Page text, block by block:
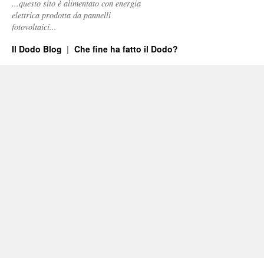
...questo sito è alimentato con energia
elettrica prodotta da pannelli
fotovoltaici...
Il Dodo Blog Che fine ha fatto il Dodo?